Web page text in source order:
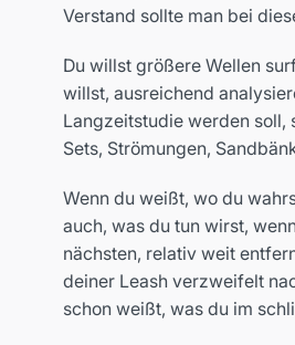
Verstand sollte man bei
Du willst größere Wellen
willst, ausreichend
Langzeitstudie werden soll,
Sets, Strömungen,
Wenn du weißt, wo du
auch, was du tun wirst,
nächsten, relativ weit
deiner Leash verzweifelt
schon weißt, was du im